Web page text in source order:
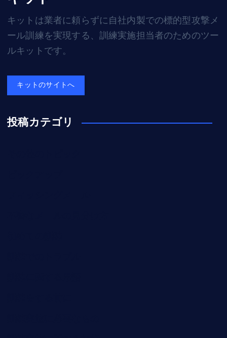
キットは業者に頼らずに自社内製での標的型攻撃メ
ール訓練を実現する、訓練実施担当者のためのツー
ルキットです。
キットのサイトへ
投稿カテゴリ